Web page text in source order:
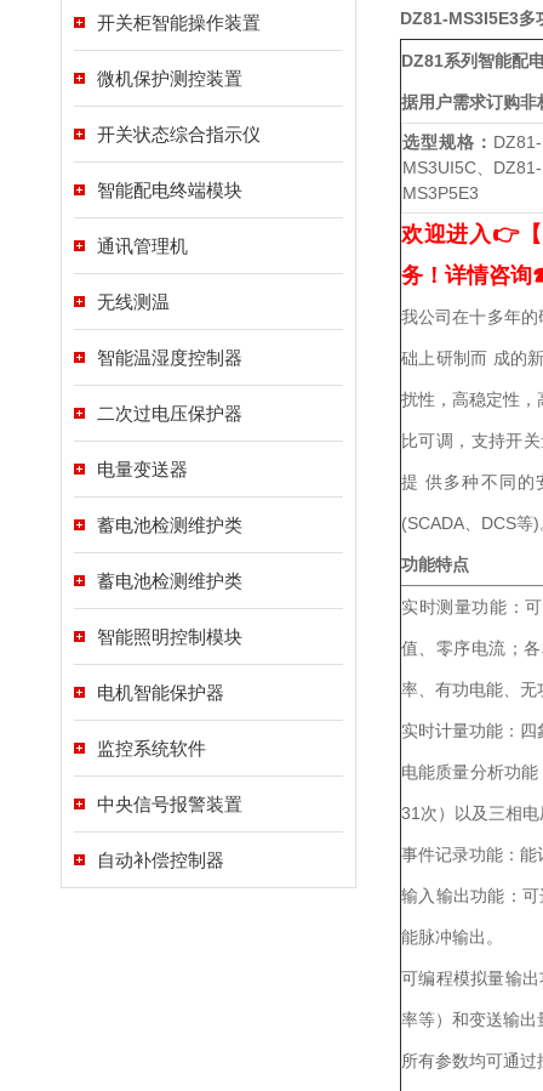
开关柜智能操作装置
微机保护测控装置
开关状态综合指示仪
智能配电终端模块
通讯管理机
无线测温
智能温湿度控制器
二次过电压保护器
电量变送器
蓄电池检测维护类
蓄电池检测维护类
智能照明控制模块
电机智能保护器
监控系统软件
中央信号报警装置
自动补偿控制器
DZ81-MS3I5E3多
DZ81系列智能配
据用户需求订购非
选型规格：
MS3UI5C、
MS3P5E3
欢迎进入👉
务！详情咨
我公司在十多年
础上研制而 成的
扰性，高稳定性
比可调，支持开
提 供多种不同的
(SCADA、DCS等)
功能特点
实时测量功能：
值、零序电流；
率、有功电能、无
实时计量功能：
电能质量分析功
31次）以及三相
事件记录功能：
输入输出功能：
能脉冲输出。
可编程模拟量输
率等）和变送输出
所有参数均可通